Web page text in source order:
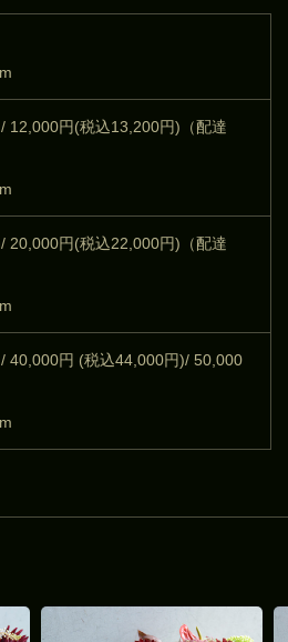
12,000円(税込13,200円)（配達
20,000円(税込22,000円)（配達
40,000円 (税込44,000円)/ 50,000